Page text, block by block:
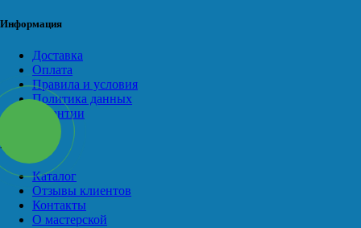
Информация
Доставка
Оплата
Правила и условия
Политика данных
Гарантии
Меню
Каталог
Отзывы клиентов
Контакты
О мастерской